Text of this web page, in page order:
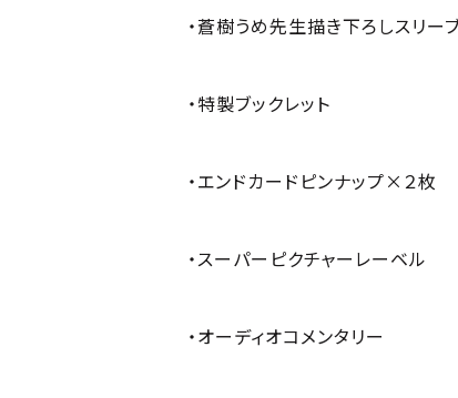
・蒼樹うめ先生描き下ろしスリー
・特製ブックレット
・エンドカードピンナップ×２枚
・スーパーピクチャーレーベル
・オーディオコメンタリー